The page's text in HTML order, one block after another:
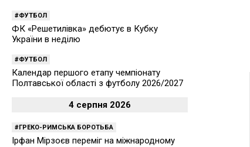
ФУТБОЛ
ФК «Решетилівка» дебютує в Кубку
України в неділю
ФУТБОЛ
Календар першого етапу чемпіонату
Полтавської області з футболу 2026/2027
4 серпня 2026
ГРЕКО-РИМСЬКА БОРОТЬБА
Ірфан Мірзоєв переміг на міжнародному